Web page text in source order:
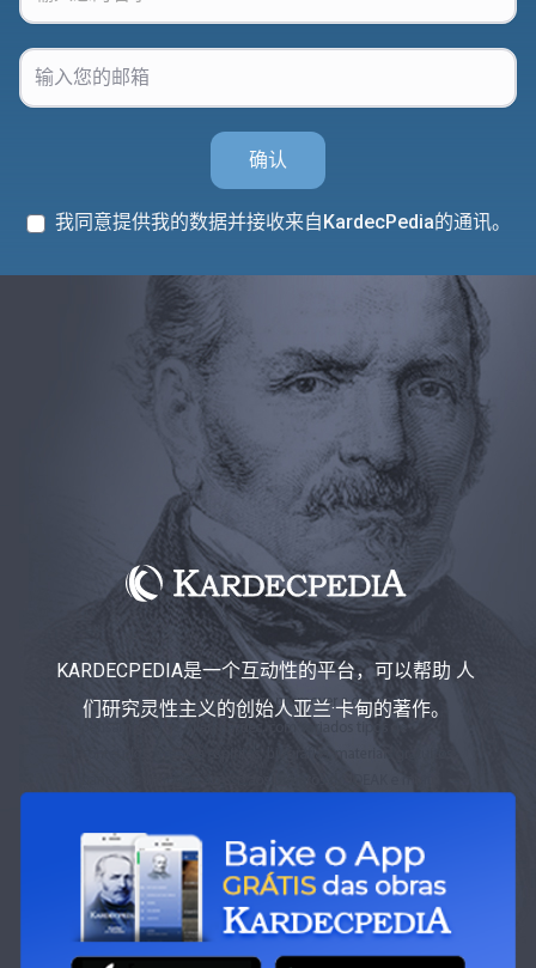
确认
我同意提供我的数据并接收来自KardecPedia的通讯。
KARDECPEDIA是一个互动性的平台，可以帮助 人
们研究灵性主义的创始人亚兰·卡甸的著作。